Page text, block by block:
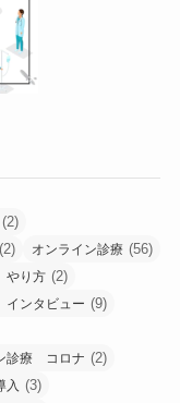
(2)
(2) オンライン診療 (56)
やり方 (2)
ンタビュー (9)
診療 コロナ (2)
入 (3)